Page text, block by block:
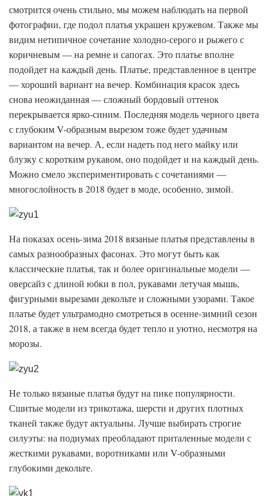
смотрится очень стильно, мы можем наблюдать на первой
фотографии, где подол платья украшен кружевом. Также мы
видим нетипичное сочетание холодно-серого и рыжего с
коричневым — на ремне и сапогах. Это платье вполне
подойдет на каждый день. Платье, представленное в центре
— хороший вариант на вечер. Комбинация красок здесь
снова неожиданная — сложный бордовый оттенок
перекрывается ярко-синим. Последняя модель черного цвета
с глубоким V-образным вырезом тоже будет удачным
вариантом на вечер. А, если надеть под него майку или
блузку с коротким рукавом, оно подойдет и на каждый день.
Можно смело экспериментировать с сочетаниями —
многослойность в 2018 будет в моде, особенно, зимой.
На показах осень-зима 2018 вязаные платья представлены в
самых разнообразных фасонах. Это могут быть как
классические платья, так и более оригинальные модели —
оверсайз с длиной юбки в пол, рукавами летучая мышь,
фигурными вырезами декольте и сложными узорами. Такое
платье будет ультрамодно смотреться в осенне-зимний сезон
2018, а также в нем всегда будет тепло и уютно, несмотря на
морозы.
Не только вязаные платья будут на пике популярности.
Сшитые модели из трикотажа, шерсти и других плотных
тканей также будут актуальны. Лучше выбирать строгие
силуэты: на подиумах преобладают приталенные модели с
жесткими рукавами, воротниками или V-образными
глубокими декольте.